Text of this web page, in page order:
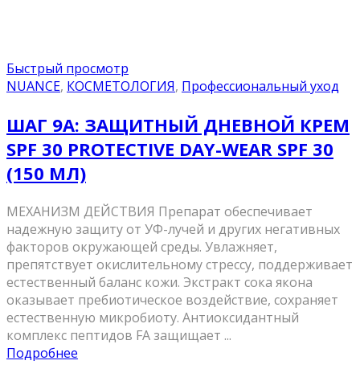
Быстрый просмотр
NUANCE, КОСМЕТОЛОГИЯ, Профессиональный уход
ШАГ 9А: ЗАЩИТНЫЙ ДНЕВНОЙ КРЕМ
SPF 30 PROTECTIVE DAY-WEAR SPF 30
(150 МЛ)
МЕХАНИЗМ ДЕЙСТВИЯ Препарат обеспечивает
надежную защиту от УФ-лучей и других негативных
факторов окружающей среды. Увлажняет,
препятствует окислительному стрессу, поддерживает
естественный баланс кожи. Экстракт сока якона
оказывает пребиотическое воздействие, сохраняет
естественную микробиоту. Антиоксидантный
комплекс пептидов FA защищает ...
Подробнее